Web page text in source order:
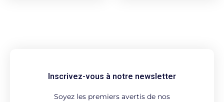
Inscrivez-vous à notre newsletter
Soyez les premiers avertis de nos